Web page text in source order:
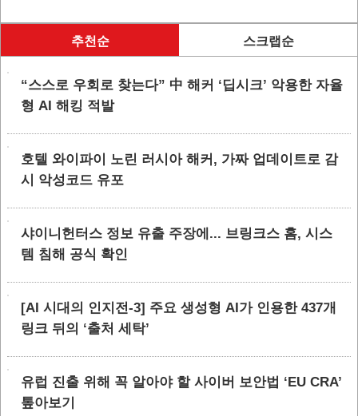
추천순 스크랩순
“스스로 우회로 찾는다” 中 해커 ‘딥시크’ 악용한 자율
형 AI 해킹 적발
호텔 와이파이 노린 러시아 해커, 가짜 업데이트로 감
시 악성코드 유포
샤이니헌터스 정보 유출 주장에... 브링크스 홈, 시스
템 침해 공식 확인
[AI 시대의 인지전-3] 주요 생성형 AI가 인용한 437개
링크 뒤의 ‘출처 세탁’
유럽 진출 위해 꼭 알아야 할 사이버 보안법 ‘EU CRA’
톺아보기